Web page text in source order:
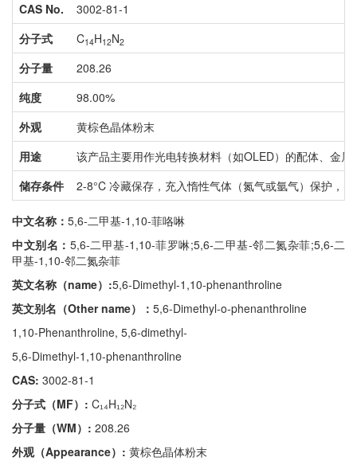
CAS No.
3002-81-1
分子式
C14H12N2
分子量
208.26
纯度
98.00%
外观
黄棕色晶体粉末
用途
该产品主要用作光电转换材料（如OLED）的配体、金
储存条件
2-8°C 冷藏保存，充入惰性气体（氮气或氩气）保护，
中文名称： 5,6-二甲基-1,10-菲咯啉
中文别名： 5,6-二甲基-1,10-菲罗啉;5,6-二甲基-邻二氮杂菲;5,6-二
甲基-1,10-邻二氮杂菲
英文名称（name）:5,6-Dimethyl-1,10-phenanthroline
英文别名（Other name）： 5,6-Dimethyl-o-phenanthroline
1,10-Phenanthroline, 5,6-dimethyl-
5,6-Dimethyl-1,10-phenanthroline
CAS: 3002-81-1
分子式（MF）: C₁₄H₁₂N₂
分子量（WM）: 208.26
外观（Appearance）: 黄棕色晶体粉末